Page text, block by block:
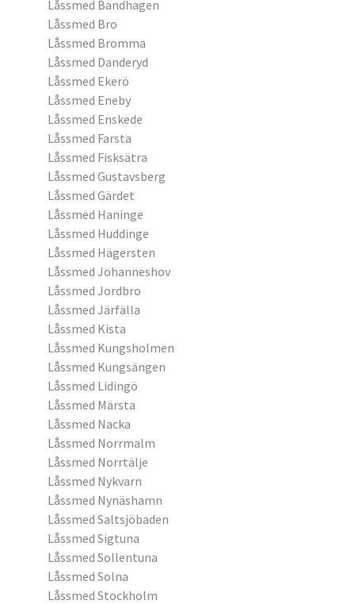
Låssmed Bandhagen
Låssmed Bro
Låssmed Bromma
Låssmed Danderyd
Låssmed Ekerö
Låssmed Eneby
Låssmed Enskede
Låssmed Farsta
Låssmed Fisksätra
Låssmed Gustavsberg
Låssmed Gärdet
Låssmed Haninge
Låssmed Huddinge
Låssmed Hägersten
Låssmed Johanneshov
Låssmed Jordbro
Låssmed Järfälla
Låssmed Kista
Låssmed Kungsholmen
Låssmed Kungsängen
Låssmed Lidingö
Låssmed Märsta
Låssmed Nacka
Låssmed Norrmalm
Låssmed Norrtälje
Låssmed Nykvarn
Låssmed Nynäshamn
Låssmed Saltsjöbaden
Låssmed Sigtuna
Låssmed Sollentuna
Låssmed Solna
Låssmed Stockholm